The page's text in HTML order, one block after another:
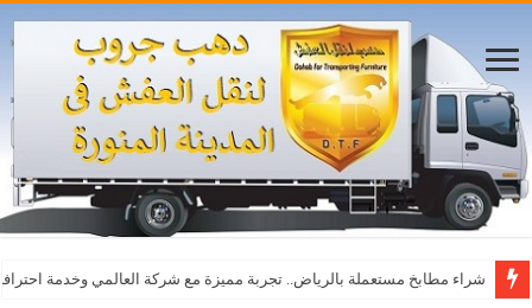
شراء مطابخ مستعملة بالرياض.. تجربة مميزة مع شركة العالمي وخدمة